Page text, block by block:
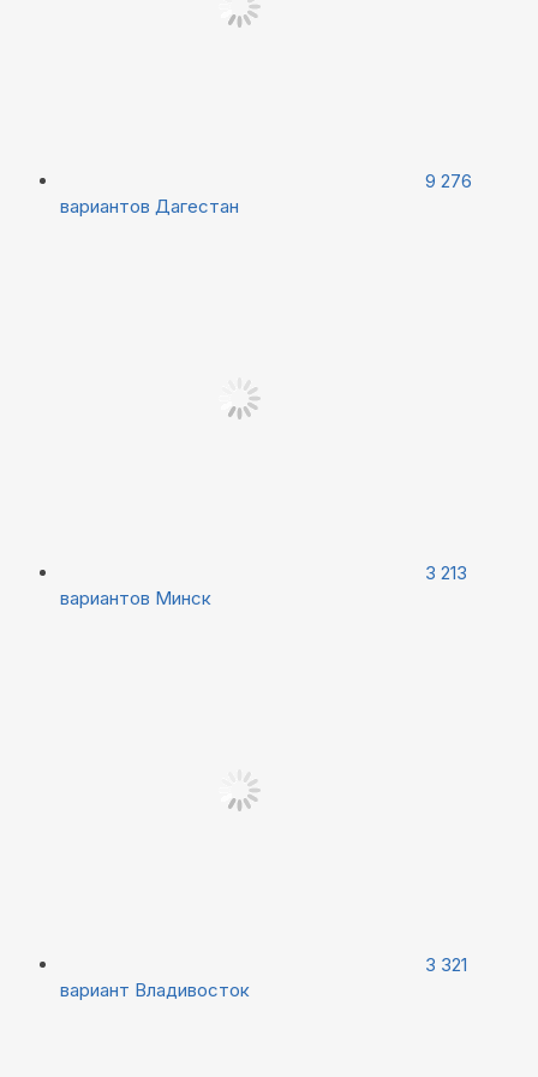
9 276
вариантов Дагестан
3 213
вариантов Минск
3 321
вариант Владивосток